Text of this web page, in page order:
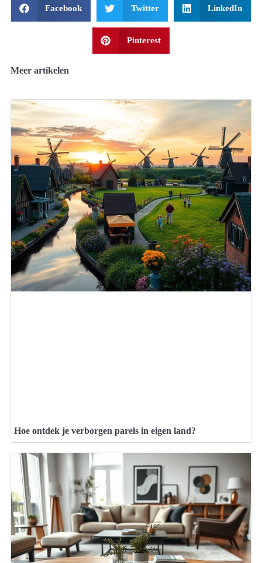
Facebook Twitter LinkedIn
Pinterest
Meer artikelen
Hoe ontdek je verborgen parels in eigen land?